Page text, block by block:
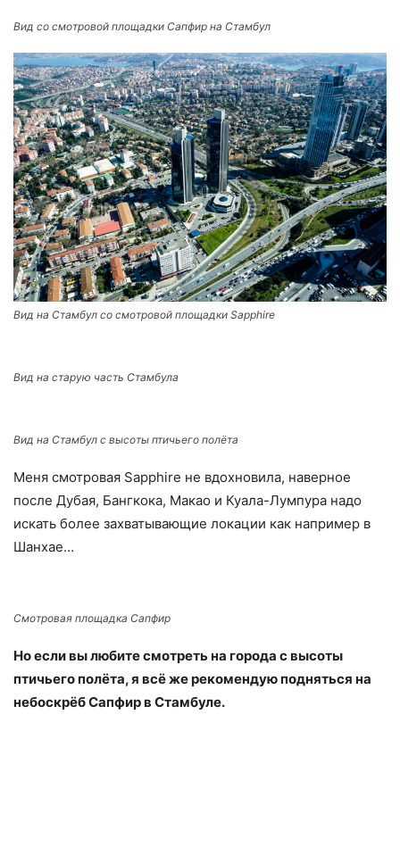
Вид со смотровой площадки Сапфир на Стамбул
Вид на Стамбул со смотровой площадки Sapphire
Вид на старую часть Стамбула
Вид на Стамбул с высоты птичьего полёта
Меня смотровая Sapphire не вдохновила, наверное
после Дубая, Бангкока, Макао и Куала-Лумпура надо
искать более захватывающие локации как например в
Шанхае…
Смотровая площадка Сапфир
Но если вы любите смотреть на города с высоты
птичьего полёта, я всё же рекомендую подняться на
небоскрёб Сапфир в Стамбуле.